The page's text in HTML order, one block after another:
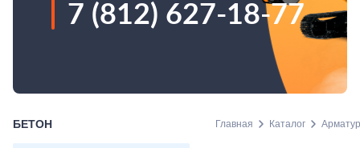
7 (812) 627-18-77
БЕТОН Главная Каталог